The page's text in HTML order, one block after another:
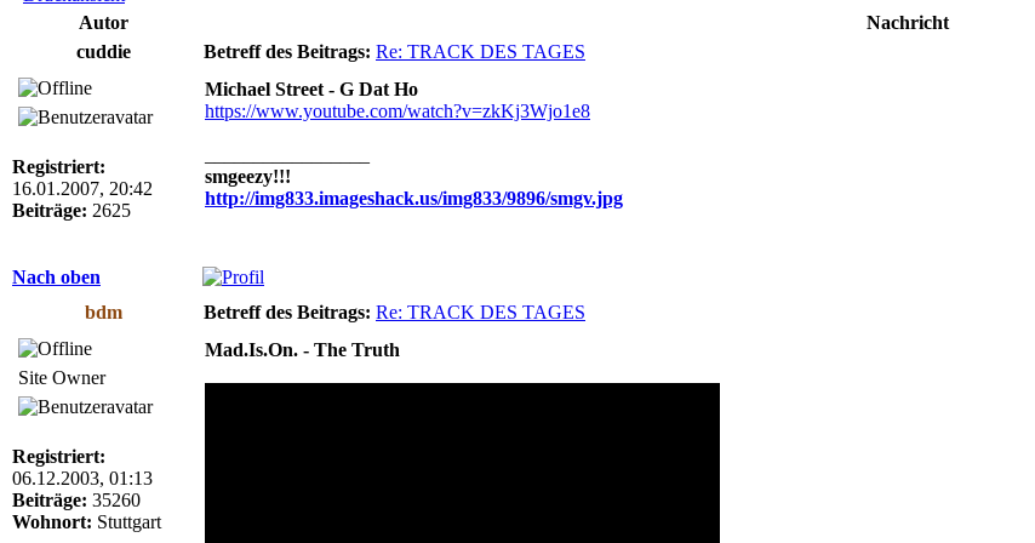
Autor
Nachricht
cuddie
Betreff des Beitrags: Re: TRACK DES TAGES
Registriert:
16.01.2007, 20:42
Beiträge: 2625
Michael Street - G Dat Ho
https://www.youtube.com/watch?v=zkKj3Wjo1e8
smgeezy!!!
http://img833.imageshack.us/img833/9896/smgv.jpg
Nach oben
bdm
Betreff des Beitrags: Re: TRACK DES TAGES
Site Owner
Registriert:
06.12.2003, 01:13
Beiträge: 35260
Wohnort: Stuttgart
Mad.Is.On. - The Truth